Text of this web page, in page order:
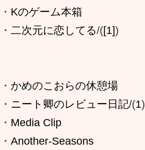
・ Kのゲーム本箱
・ 二次元に恋してる/([1])
・ かめのこおらの休憩場
・ ニート卿のレビュー日記/(1)
・ Media Clip
・ Another-Seasons